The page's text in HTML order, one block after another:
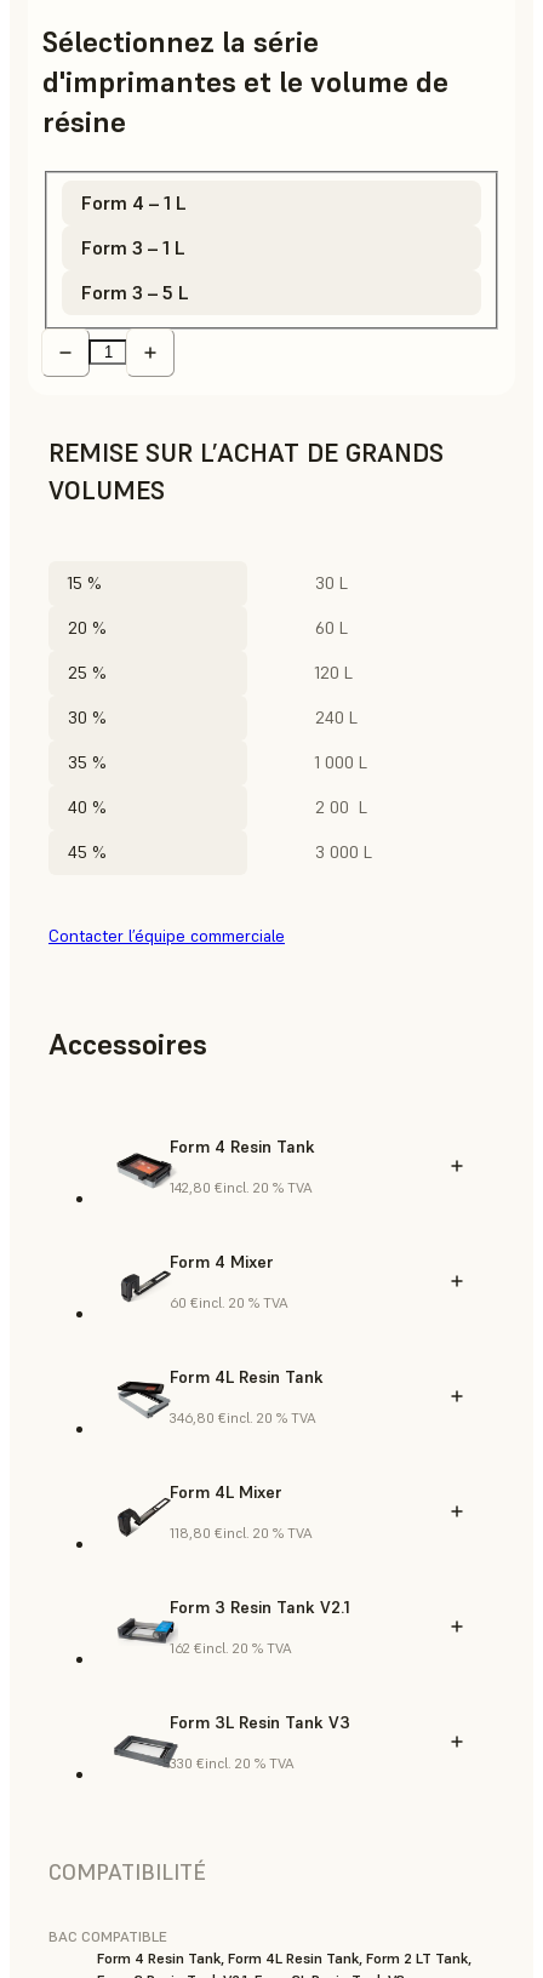
Sélectionnez la série
d'imprimantes et le volume de
résine
Form 4 – 1 L
Form 3 – 1 L
Form 3 – 5 L
REMISE SUR L’ACHAT DE GRANDS
VOLUMES
15 % 30 L
20 % 60 L
25 % 120 L
30 % 240 L
35 % 1 000 L
40 % 2 00 L
45 % 3 000 L
Contacter l’équipe commerciale
Accessoires
Form 4 Resin Tank
142,80 €incl. 20 % TVA
Form 4 Mixer
60 €incl. 20 % TVA
Form 4L Resin Tank
346,80 €incl. 20 % TVA
Form 4L Mixer
118,80 €incl. 20 % TVA
Form 3 Resin Tank V2.1
162 €incl. 20 % TVA
Form 3L Resin Tank V3
330 €incl. 20 % TVA
COMPATIBILITÉ
BAC COMPATIBLE
Form 4 Resin Tank, Form 4L Resin Tank, Form 2 LT Tank,